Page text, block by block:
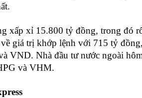
xấp xỉ 15.800 tỷ đồng, trong đó
giá trị khớp lệnh với 715 tỷ
VND. Nhà đầu tư nước ngoài
và VHM.